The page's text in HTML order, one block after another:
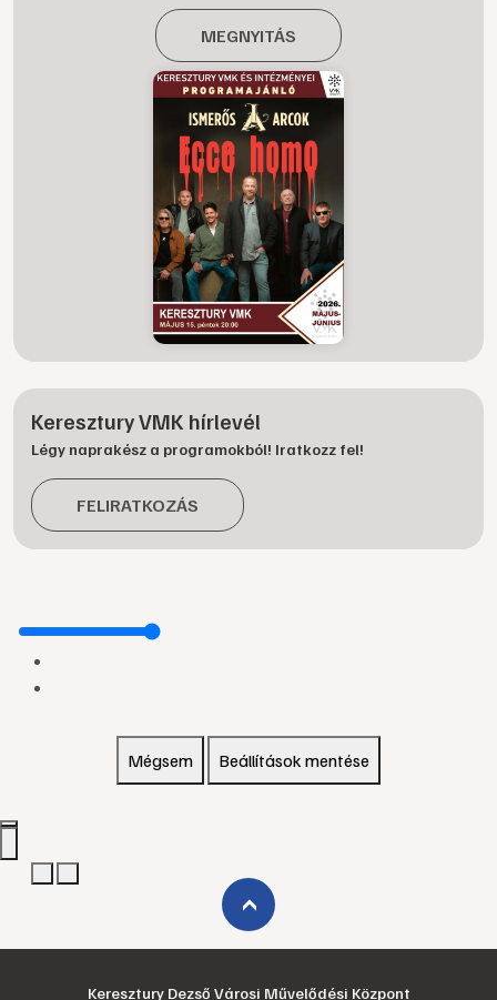
MEGNYITÁS
Keresztury VMK hírlevél
Légy naprakész a programokból! Iratkozz fel!
FELIRATKOZÁS
Mégsem Beállítások mentése
›
Keresztury Dezső Városi Művelődési Központ